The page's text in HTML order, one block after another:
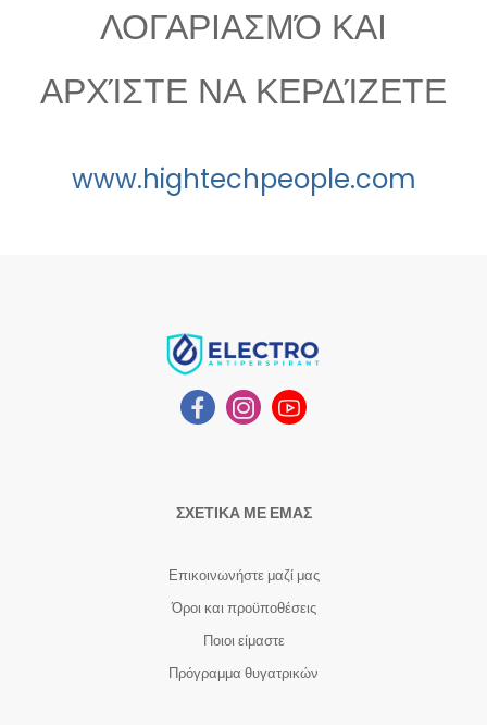
ΛΟΓΑΡΙΑΣΜΌ ΚΑΙ
ΑΡΧΊΣΤΕ ΝΑ ΚΕΡΔΊΖΕΤΕ
www.hightechpeople.com
ΣΧΕΤΙΚΑ ΜΕ ΕΜΑΣ
Επικοινωνήστε μαζί μας
Όροι και προϋποθέσεις
Ποιοι είμαστε
Πρόγραμμα θυγατρικών